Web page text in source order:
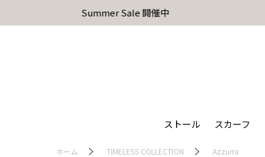
ストール スカーフ
ホーム TIMELESS COLLECTION Azzurra